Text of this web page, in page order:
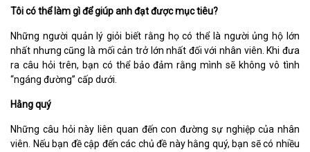
Tôi có thể làm gì để giúp anh đạt được mục tiêu?
Những người quản lý giỏi biết rằng họ có thể là người ủng hộ lớn
nhất nhưng cũng là mối cản trở lớn nhất đối với nhân viên. Khi đưa
ra câu hỏi trên, bạn có thể bảo đảm rằng mình sẽ không vô tình
“ngáng đường” cấp dưới.
Hằng quý
Những câu hỏi này liên quan đến con đường sự nghiệp của nhân
viên. Nếu bạn đề cập đến các chủ đề này hằng quý, bạn sẽ có nhiều